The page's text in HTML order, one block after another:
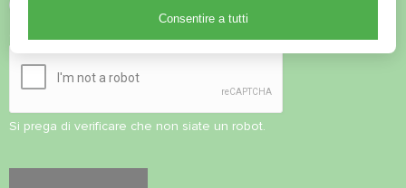
Si prega di verificare che non siate un robot.
Consentire a tutti